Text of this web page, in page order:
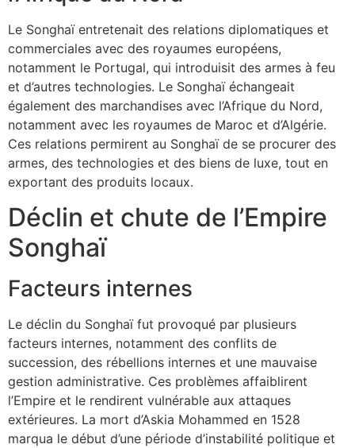
Le Songhaï entretenait des relations diplomatiques et
commerciales avec des royaumes européens,
notamment le Portugal, qui introduisit des armes à feu
et d’autres technologies. Le Songhaï échangeait
également des marchandises avec l’Afrique du Nord,
notamment avec les royaumes de Maroc et d’Algérie.
Ces relations permirent au Songhaï de se procurer des
armes, des technologies et des biens de luxe, tout en
exportant des produits locaux.
Déclin et chute de l’Empire
Songhaï
Facteurs internes
Le déclin du Songhaï fut provoqué par plusieurs
facteurs internes, notamment des conflits de
succession, des rébellions internes et une mauvaise
gestion administrative. Ces problèmes affaiblirent
l’Empire et le rendirent vulnérable aux attaques
extérieures. La mort d’Askia Mohammed en 1528
marqua le début d’une période d’instabilité politique et